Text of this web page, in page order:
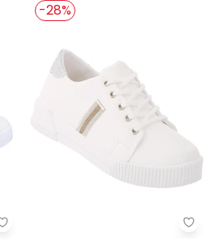
Perfecta - Tênis Casual
-28%